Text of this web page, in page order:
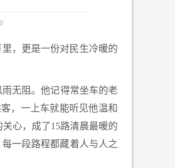
，更是一份对民生冷暖的
无阻。他记得常坐车的老
，一上车就能听见他温和
心，成了15路清晨最暖的
一段路程都藏着人与人之